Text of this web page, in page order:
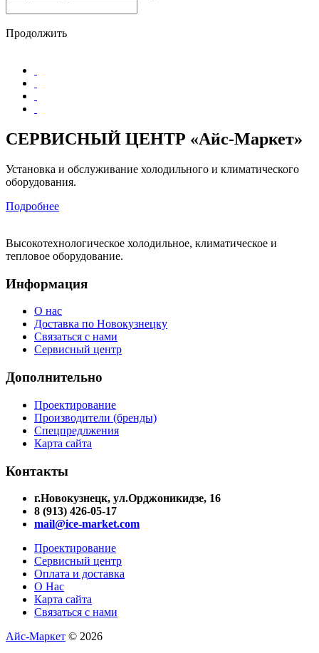
Продолжить
СЕРВИСНЫЙ ЦЕНТР «Айс-Маркет»
Установка и обслуживание холодильного и климатического
оборудования.
Подробнее
Высокотехнологическое холодильное, климатическое и
тепловое оборудование.
Информация
О нас
Доставка по Новокузнецку
Связаться с нами
Сервисный центр
Дополнительно
Проектирование
Производители (бренды)
Спецпредлжения
Карта сайта
Контакты
г.Новокузнецк, ул.Орджоникидзе, 16
8 (913) 426-05-17
mail@ice-market.com
Проектирование
Сервисный центр
Оплата и доставка
О Нас
Карта сайта
Связаться с нами
Айс-Маркет © 2026